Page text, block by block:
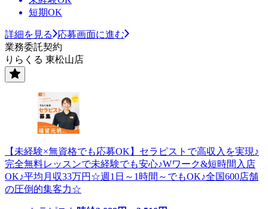
短期OK
詳細を見る
応募画面に進む
業務委託契約
りらくる 東松山店
【未経験×無資格でも応募OK】セラピストで高収入を実現♪
完全無料レッスンで未経験でも安心♪Wワーク&短時間入店
OK♪平均月収33万円☆週1日～1時間～でもOK♪全国600店舗
の圧倒的集客力☆